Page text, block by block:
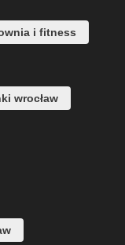
i fitness
wrocław